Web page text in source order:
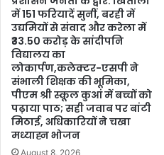
में 151 फरियादें सुनीं, बरही में
उद्यमियों से संवाद और करेला में
₹33.50 करोड़ के सांदीपनि
विद्यालय का
लोकार्पण,कलेक्टर-एसपी ने
संभाली शिक्षक की भूमिका,
पीएम श्री स्कूल कुआं में बच्चों को
पढ़ाया पाठ; सही जवाब पर बांटी
मिठाई, अधिकारियों ने चखा
मध्याह्न भोजन
August 8, 2026